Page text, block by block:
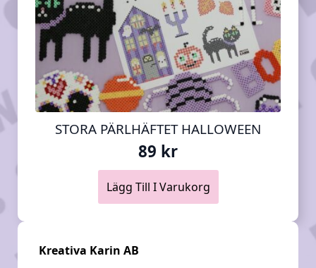
STORA PÄRLHÄFTET HALLOWEEN
89 kr
Lägg Till I Varukorg
Kreativa Karin AB